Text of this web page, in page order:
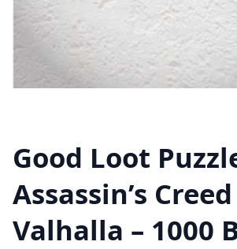
Good Loot
Assassin’s Creed
Valhalla – 1000